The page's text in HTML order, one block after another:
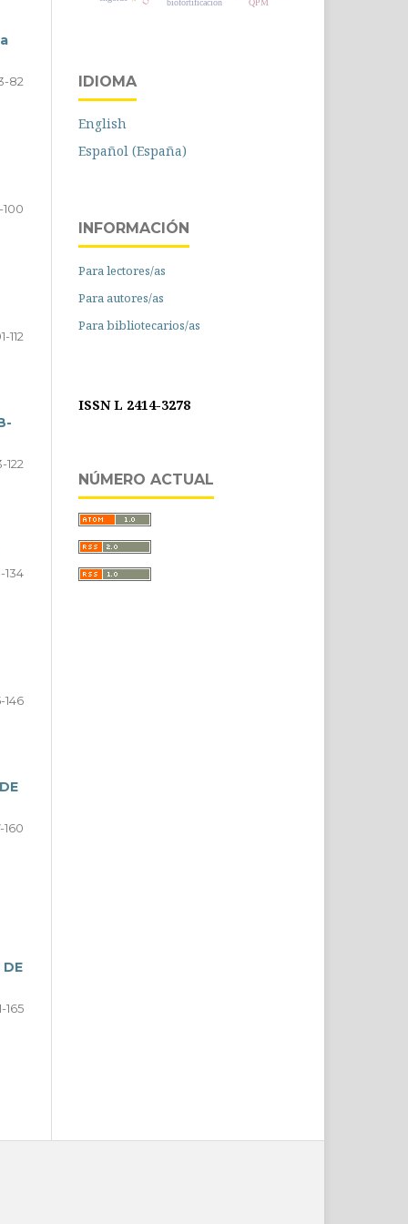
82
112
122
134
146
160
DE
165
biofortificación
QPM
IDIOMA
English
Español (España)
INFORMACIÓN
Para lectores/as
Para autores/as
Para bibliotecarios/as
ISSN L 2414-3278
NÚMERO ACTUAL